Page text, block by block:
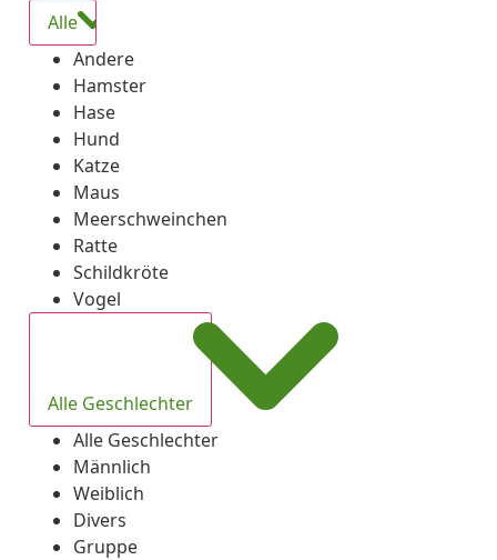
Alle
Andere
Hamster
Hase
Hund
Katze
Maus
Meerschweinchen
Ratte
Schildkröte
Vogel
Alle Geschlechter
Alle Geschlechter
Männlich
Weiblich
Divers
Gruppe